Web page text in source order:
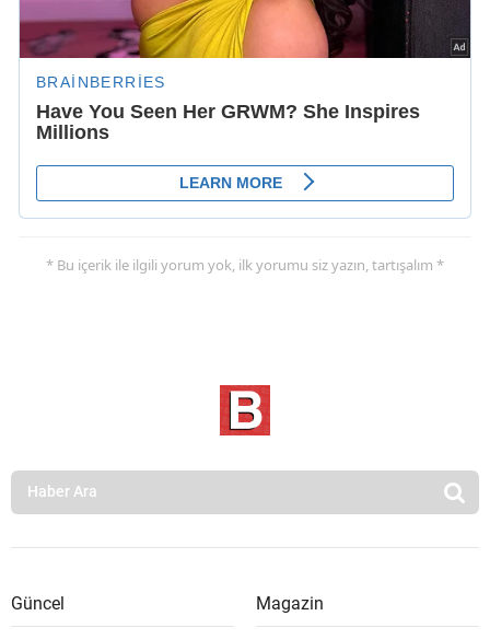
* Bu içerik ile ilgili yorum yok, ilk yorumu siz yazın, tartışalım *
Güncel Magazin